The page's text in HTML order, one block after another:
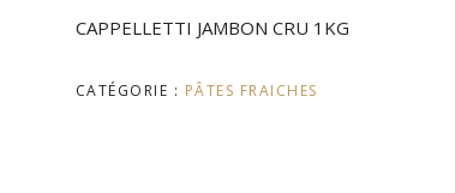
GASTRONOMIE
CAPPELLETTI JAMBON CRU 1KG
CATÉGORIE : PÂTES FRAICHES